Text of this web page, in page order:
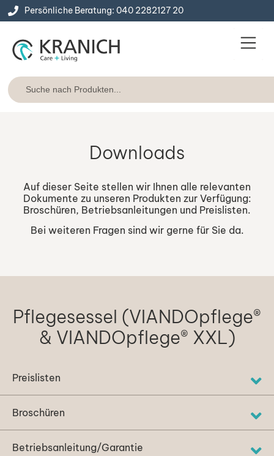
Persönliche Beratung: 040 2282127 20
Downloads
Auf dieser Seite stellen wir Ihnen alle relevanten
Dokumente zu unseren Produkten zur Verfügung:
Broschüren, Betriebsanleitungen und Preislisten.
Bei weiteren Fragen sind wir gerne für Sie da.
Pflegesessel (VIANDOpflege®
& VIANDOpflege® XXL)
Preislisten
Broschüren
Betriebsanleitung/Garantie